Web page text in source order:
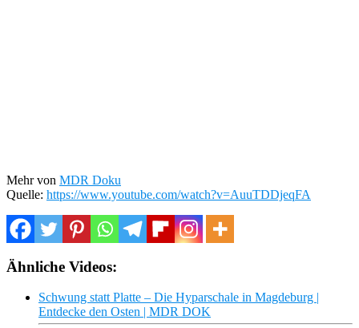
Mehr von MDR Doku
Quelle: https://www.youtube.com/watch?v=AuuTDDjeqFA
Ähnliche Videos:
Schwung statt Platte – Die Hyparschale in Magdeburg |
Entdecke den Osten | MDR DOK